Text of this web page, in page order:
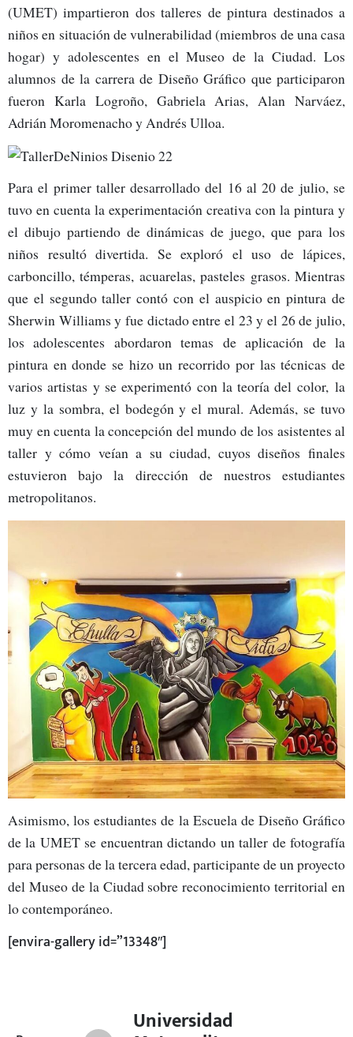
Universidad
(UMET) impartieron dos talleres de pintura destinados a
niños en situación de vulnerabilidad (miembros de una casa
hogar) y adolescentes en el Museo de la Ciudad. Los
alumnos de la carrera de Diseño Gráfico que participaron
fueron Karla Logroño, Gabriela Arias, Alan Narváez,
Adrián Moromenacho y Andrés Ulloa.
Para el primer taller desarrollado del 16 al 20 de julio, se
tuvo en cuenta la experimentación creativa con la pintura y
el dibujo partiendo de dinámicas de juego, que para los
niños resultó divertida. Se exploró el uso de lápices,
carboncillo, témperas, acuarelas, pasteles grasos. Mientras
que el segundo taller contó con el auspicio en pintura de
Sherwin Williams y fue dictado entre el 23 y el 26 de julio,
los adolescentes abordaron temas de aplicación de la
pintura en donde se hizo un recorrido por las técnicas de
varios artistas y se experimentó con la teoría del color, la
luz y la sombra, el bodegón y el mural. Además, se tuvo
muy en cuenta la concepción del mundo de los asistentes al
taller y cómo veían a su ciudad, cuyos diseños finales
estuvieron bajo la dirección de nuestros estudiantes
metropolitanos.
Asimismo, los estudiantes de la Escuela de Diseño Gráfico
de la UMET se encuentran dictando un taller de fotografía
para personas de la tercera edad, participante de un proyecto
del Museo de la Ciudad sobre reconocimiento territorial en
lo contemporáneo.
[envira-gallery id=”13348″]